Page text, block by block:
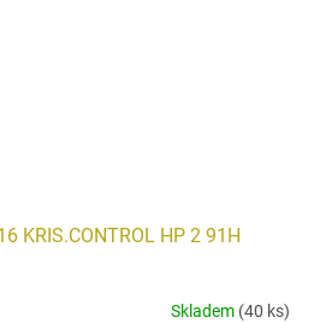
KRIS.CONTROL HP 2 91H
Skladem (40 ks)